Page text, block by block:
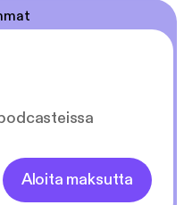
Aloita maksutta